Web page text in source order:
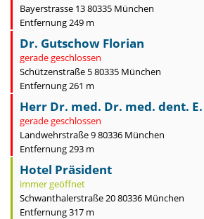
Bayerstrasse 13 80335 München
Entfernung 249 m
Dr. Gutschow Florian
gerade geschlossen
Schützenstraße 5 80335 München
Entfernung 261 m
Herr Dr. med. Dr. med. dent.
gerade geschlossen
Landwehrstraße 9 80336 München
Entfernung 293 m
Hotel Präsident
immer geöffnet
Schwanthalerstraße 20 80336 München
Entfernung 317 m